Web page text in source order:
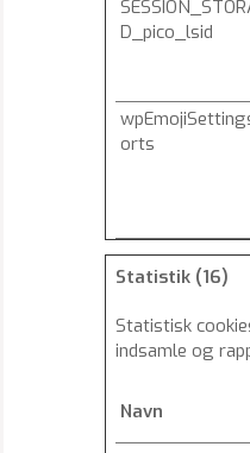
D_pico_lsid
orts
Statistik (16)
Statistisk
indsamle og
Navn